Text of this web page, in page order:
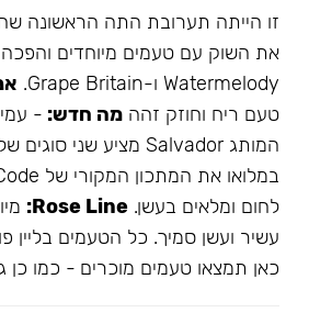
את השוק עם טעמים מיוחדים
Watermelody ו-Grape Britain.
טעם ריח וחוזק זהה מה חדש: -
המותג Salvador מציע שני סוגים של תה:
לחום ומלאים בעשן. Rose Line:
עשיר ועשן סמיך. כל הטעמים בליין
כאן תמצאו טעמים מוכרים - כמו כן